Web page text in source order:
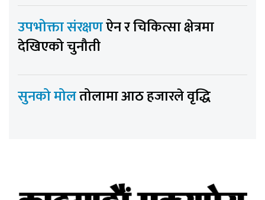
उपभोक्ता संरक्षणऐन र चिकित्सा क्षेत्रमा
देखिएको चुनौती
सुनको मोलतोलामा आठ हजारले वृद्धि